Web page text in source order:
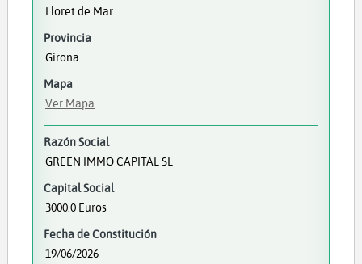
Lloret de Mar
Provincia
Girona
Mapa
Ver Mapa
Razón Social
GREEN IMMO CAPITAL SL
Capital Social
3000.0 Euros
Fecha de Constitución
19/06/2026